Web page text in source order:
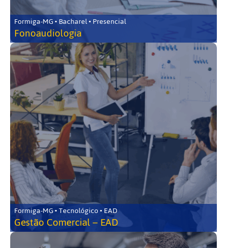
Formiga-MG • Bacharel • Presencial
Fonoaudiologia
Formiga-MG • Tecnológico • EAD
Gestão Comercial – EAD